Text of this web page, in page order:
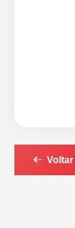
Voltar